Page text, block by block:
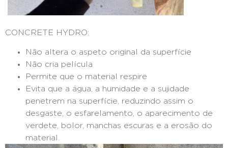
CONCRETE HYDRO:
Não altera o aspeto original da superfície
Não cria película
Permite que o material respire
Evita que a água, a humidade e a sujidade
penetrem na superfície, reduzindo assim o
desgaste, o esfarelamento, o aparecimento de
verdete, bolor, manchas escuras e a erosão do
material.